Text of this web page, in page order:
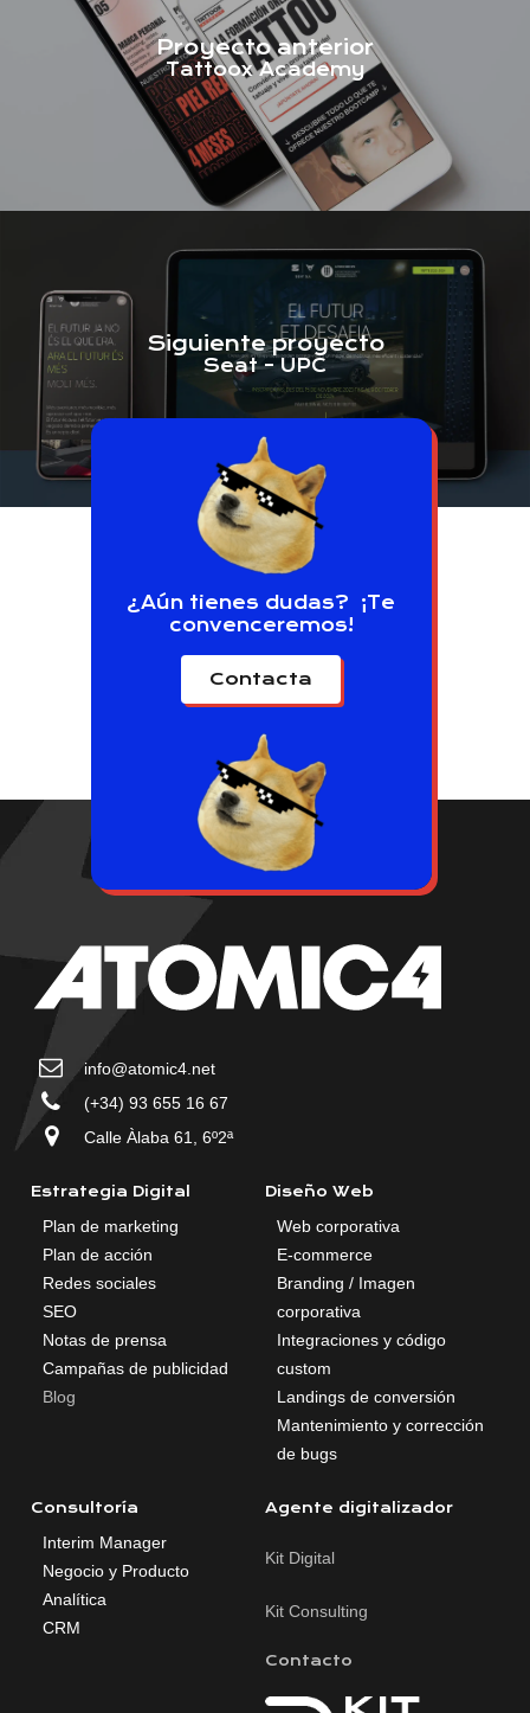
Proyecto anterior
Tattoox Academy
Siguiente proyecto
Seat – UPC
¿Aún tienes dudas? ¡Te
convenceremos!
Contacta
info@atomic4.net
(+34) 93 655 16 67
Calle Àlaba 61, 6º2ª
Estrategia Digital
Plan de marketing
Plan de acción
Redes sociales
SEO
Notas de prensa
Campañas de publicidad
Blog
Diseño Web
Web corporativa
E-commerce
Branding / Imagen
corporativa
Integraciones y código
custom
Landings de conversión
Mantenimiento y corrección
de bugs
Consultoría
Interim Manager
Negocio y Producto
Analítica
CRM
Agente digitalizador
Kit Digital
Kit Consulting
Contacto